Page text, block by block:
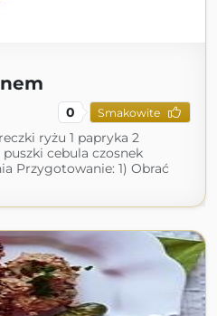
0 Smakowite
ryżu 1 papryka 2
cebula czosnek
Przygotowanie: 1) Obrać